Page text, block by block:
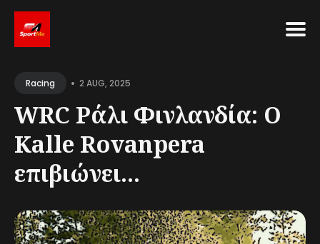
forRacing • 2 AUG, 2025
WRC Ράλι Φινλανδία: Ο
Kalle Rovanpera
επιβιώνει...